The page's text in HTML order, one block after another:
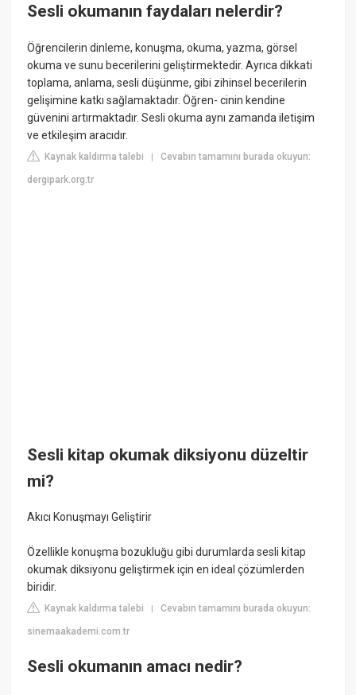
Sesli okumanın faydaları nelerdir?
Öğrencilerin dinleme, konuşma, okuma, yazma, görsel
okuma ve sunu becerilerini geliştirmektedir. Ayrıca dikkati
toplama, anlama, sesli düşünme, gibi zihinsel becerilerin
gelişimine katkı sağlamaktadır. Öğren- cinin kendine
güvenini artırmaktadır. Sesli okuma aynı zamanda iletişim
ve etkileşim aracıdır.
Kaynak kaldırma talebi |Cevabın tamamını burada okuyun:
dergipark.org.tr
Sesli kitap okumak diksiyonu düzeltir
mi?
Akıcı Konuşmayı Geliştirir
Özellikle konuşma bozukluğu gibi durumlarda sesli kitap
okumak diksiyonu geliştirmek için en ideal çözümlerden
biridir.
Kaynak kaldırma talebi |Cevabın tamamını burada okuyun:
sinemaakademi.com.tr
Sesli okumanın amacı nedir?